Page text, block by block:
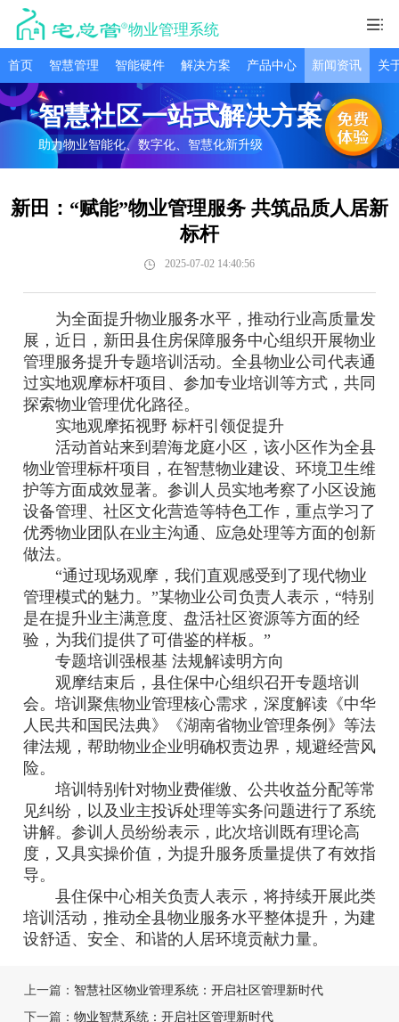
物业管理系统
首页 智慧管理 智能硬件 解决方案 产品中心 新闻资讯 关
智慧社区一站式解决方案
助力物业智能化、数字化、智慧化新升级
新田：“赋能”物业管理服务 共筑品质人居新
标杆
2025-07-02 14:40:56
为全面提升物业服务水平，推动行业高质量发
展，近日，新田县住房保障服务中心组织开展物业
管理服务提升专题培训活动。全县物业公司代表通
过实地观摩标杆项目、参加专业培训等方式，共同
探索物业管理优化路径。
实地观摩拓视野 标杆引领促提升
活动首站来到碧海龙庭小区，该小区作为全县
物业管理标杆项目，在智慧物业建设、环境卫生维
护等方面成效显著。参训人员实地考察了小区设施
设备管理、社区文化营造等特色工作，重点学习了
优秀物业团队在业主沟通、应急处理等方面的创新
做法。
“通过现场观摩，我们直观感受到了现代物业
管理模式的魅力。”某物业公司负责人表示，“特别
是在提升业主满意度、盘活社区资源等方面的经
验，为我们提供了可借鉴的样板。”
专题培训强根基 法规解读明方向
观摩结束后，县住保中心组织召开专题培训
会。培训聚焦物业管理核心需求，深度解读《中华
人民共和国民法典》《湖南省物业管理条例》等法
律法规，帮助物业企业明确权责边界，规避经营风
险。
培训特别针对物业费催缴、公共收益分配等常
见纠纷，以及业主投诉处理等实务问题进行了系统
讲解。参训人员纷纷表示，此次培训既有理论高
度，又具实操价值，为提升服务质量提供了有效指
导。
县住保中心相关负责人表示，将持续开展此类
培训活动，推动全县物业服务水平整体提升，为建
设舒适、安全、和谐的人居环境贡献力量。
上一篇： 智慧社区物业管理系统：开启社区管理新时代
下一篇： 物业智慧系统：开启社区管理新时代